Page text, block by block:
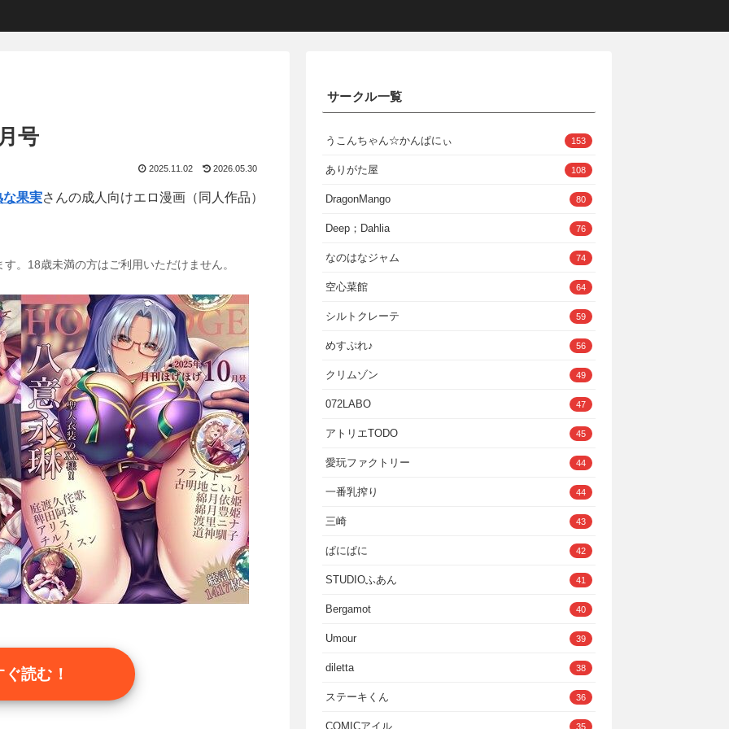
号
2025.11.02 2026.05.30
な果実さんの成人向けエロ漫画（同人作品）
。18歳未満の方はご利用いただけません。
ぐ読む！
サークル一覧
うこんちゃん☆かんぱにぃ 153
ありがた屋 108
DragonMango 80
Deep；Dahlia 76
なのはなジャム 74
空心菜館 64
シルトクレーテ 59
めすぷれ♪ 56
クリムゾン 49
072LABO 47
アトリエTODO 45
愛玩ファクトリー 44
一番乳搾り 44
三崎 43
ぱにぱに 42
STUDIOふあん 41
Bergamot 40
Umour 39
diletta 38
ステーキくん 36
COMICアイル 35